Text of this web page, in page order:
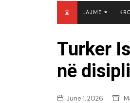
LAJME
KOSOVË
SHQIPËRI
BOTË
Turker
në
June 1, 2026